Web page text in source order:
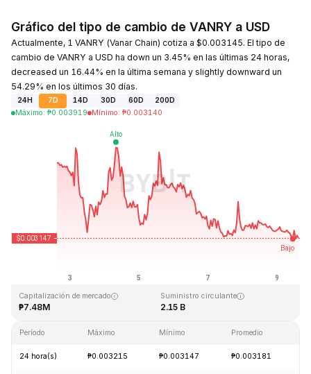
Gráfico del tipo de cambio de VANRY a USD
Actualmente, 1 VANRY (Vanar Chain) cotiza a $0.003145. El tipo de
cambio de VANRY a USD ha down un 3.45% en las últimas 24 horas,
decreased un 16.44% en la última semana y slightly downward un
54.29% en los últimos 30 días.
24H 7D 14D 30D 60D
200D
Máximo: ₱0.003919 Mínimo: ₱0.003140
Capitalización de mercado
₱7.48M
Suministro circulante
2.15 B
Período Máximo Mínimo Promedio
24 hora(s) ₱0.003215 ₱0.003147 ₱0.003181